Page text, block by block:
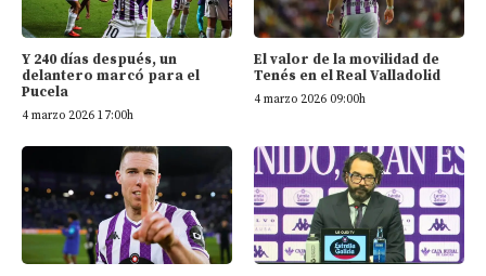
Y 240 días después, un
delantero marcó para el
Pucela
4 marzo 2026 17:00h
El valor de la movilidad de
Tenés en el Real Valladolid
4 marzo 2026 09:00h